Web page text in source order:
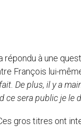
à une
François lui-
De plus, il y a
ce sera public je le
gros titres ont